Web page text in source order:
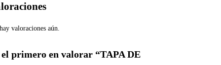
valoraciones aún.
el primero en valorar “TAPA DE